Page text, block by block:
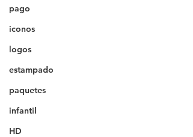
pago
iconos
logos
estampado
paquetes
infantil
HD